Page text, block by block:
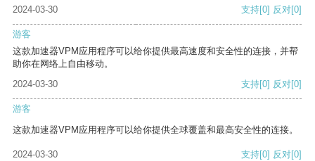
2024-03-30 支持[0] 反对[0]
游客
这款加速器VPM应用程序可以给你提供最高速度和安全性的连接，并帮
助你在网络上自由移动。
2024-03-30
支持[0] 反对[0]
游客
这款加速器VPM应用程序可以给你提供全球覆盖和最高安全性的连接。
2024-03-30 支持[0] 反对[0]